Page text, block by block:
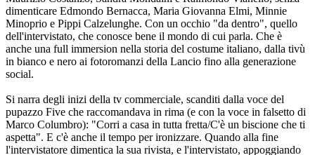
dimenticare Edmondo Bernacca, Maria Giovanna Elmi, Minnie
Minoprio e Pippi Calzelunghe. Con un occhio "da dentro", quello
dell'intervistato, che conosce bene il mondo di cui parla. Che è
anche una full immersion nella storia del costume italiano, dalla tivù
in bianco e nero ai fotoromanzi della Lancio fino alla generazione
social.
Si narra degli inizi della tv commerciale, scanditi dalla voce del
pupazzo Five che raccomandava in rima (e con la voce in falsetto di
Marco Columbro): "Corri a casa in tutta fretta/C'è un biscione che ti
aspetta". E c'è anche il tempo per ironizzare. Quando alla fine
l'intervistatore dimentica la sua rivista, e l'intervistato, appoggiando